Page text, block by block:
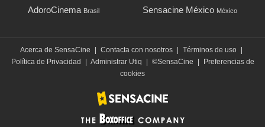
AdoroCinema Brasil Sensacine México México
Acerca de SensaCine | Contacta con nosotros | Términos de uso |
Política de Privacidad
| Administrar Utiq | ©SensaCine |
Preferencias de
cookies